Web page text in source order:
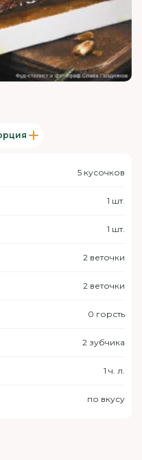
5 кусочков
1 шт.
1 шт.
2 веточки
2 веточки
0 горсть
2 зубчика
1 ч. л.
по вкусу